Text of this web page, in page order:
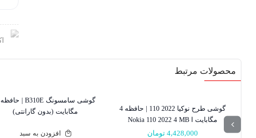
محصولات مرتبط
گوشی طرح نوکیا 2022 110 | حافظه 4
مگابایت ا Nokia 110 2022 4 MB
4,428,000 تومان
موجود نیست!
مگابایت (بدون گارانتی)
افزودن به سبد